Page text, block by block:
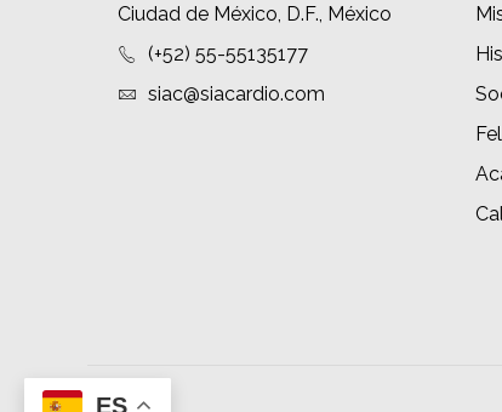
Ciudad de México, D.F., México
(+52) 55-55135177
siac@siacardio.com
ES